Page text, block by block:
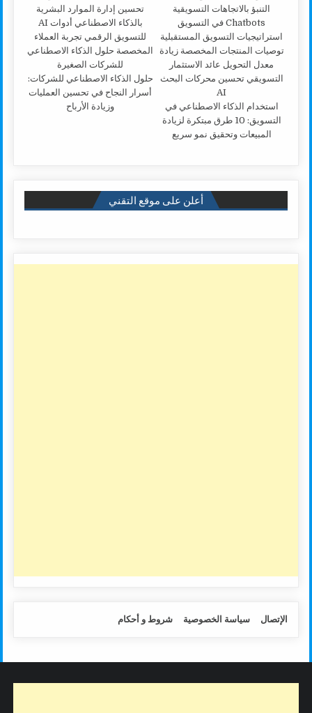
استخدام الذكاء الاصطناعي في
التسويق: 10 طرق مبتكرة لزيادة
المبيعات وتحقيق نمو سريع
حلول الذكاء الاصطناعي للشركات:
أسرار النجاح في تحسين العمليات
وزيادة الأرباح
أعلن على موقع التقني
الإتصال سياسة الخصوصية شروط و أحكام